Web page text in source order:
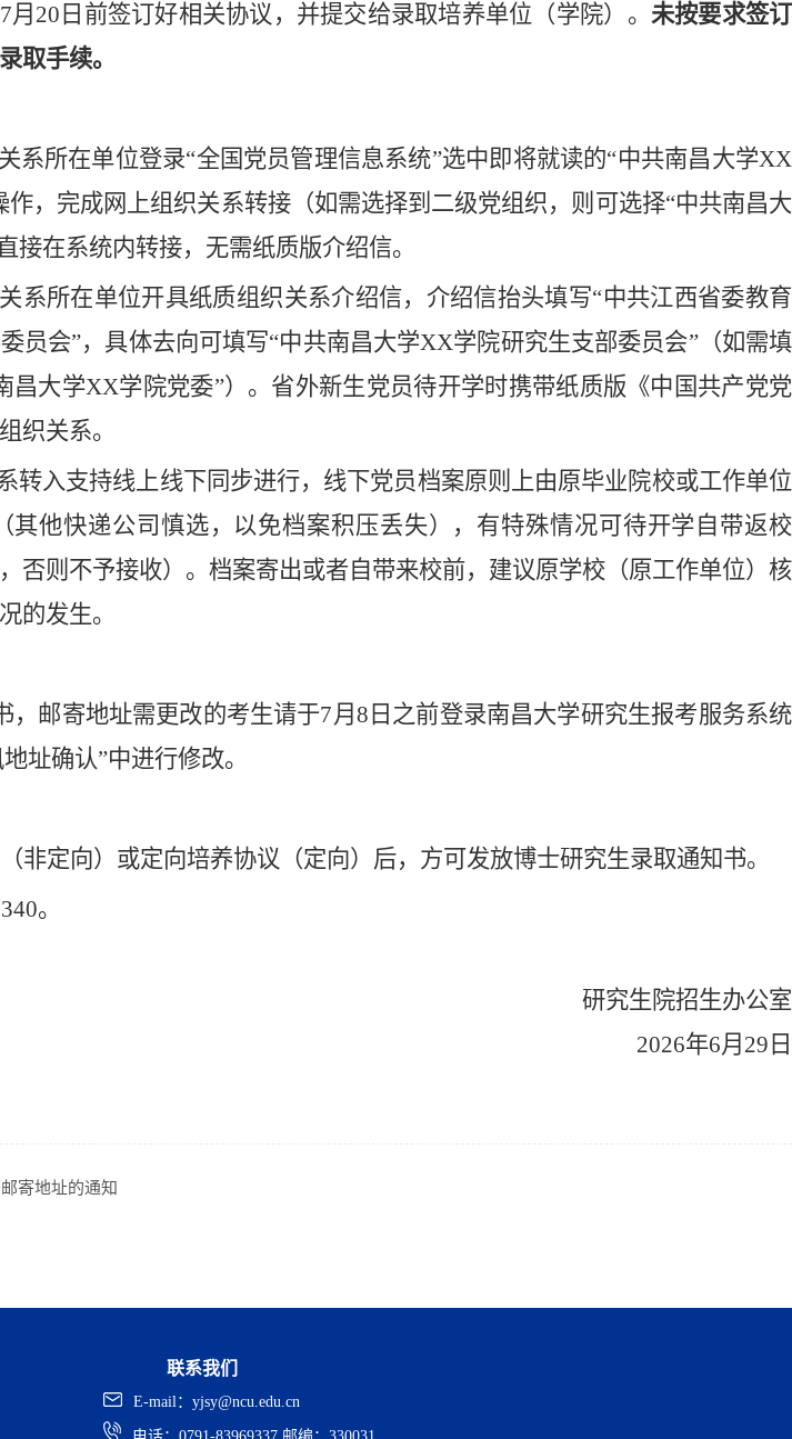
月 20 日前签订好相关协议，并提交给录取培养单位（学院）。 未按要求签订
取手续。
系所在单位登录“全国党员管理信息系统”选中即将就读的“中共南昌大学XX
作，完成网上组织关系转接（如需选择到二级党组织，则可选择“中共南昌大
接在系统内转接，无需纸质版介绍信。
系所在单位开具纸质组织关系介绍信，介绍信抬头填写“中共江西省委教育
员会”，具体去向可填写“中共南昌大学XX学院研究生支部委员会”（如需填
昌大学XX学院党委”）。省外新生党员待开学时携带纸质版《中国共产党党
织关系。
转入支持线上线下同步进行，线下党员档案原则上由原毕业院校或工作单位
其他快递公司慎选，以免档案积压丢失），有特殊情况可待开学自带返校
否则不予接收）。档案寄出或者自带来校前，建议原学校（原工作单位）核
的发生。
，邮寄地址需更改的考生请于7月 8 日之前登录南昌大学研究生报考服务系统
址确认”中进行修改。
（非定向） 或定向培养协议 （定向） 后，方可发放博士研究生录取通知书。
。
研究生院招生办公室
2026年6月 29 日
寄地址的通知
联系我们
E-mail：yjsy@ncu.edu.cn